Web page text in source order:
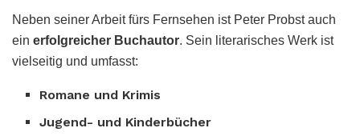
Neben seiner Arbeit fürs Fernsehen ist Peter Probst auch
ein erfolgreicher Buchautor. Sein literarisches Werk ist
vielseitig und umfasst:
Romane und Krimis
Jugend- und Kinderbücher